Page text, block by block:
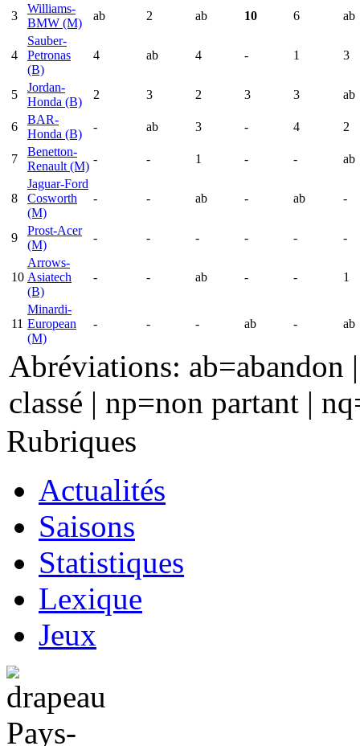
3
Williams-
BMW (M)
ab 2 ab 10 6 ab
4
Sauber-
Petronas
(B)
4 ab 4 - 1 3
5
Jordan-
Honda (B)
2 3 2 3 3 ab
6
BAR-
Honda (B)
- ab 3 - 4 2
7
Benetton-
Renault (M)
- - 1 - - ab
8
Jaguar-Ford
Cosworth
(M)
- - ab - ab -
9
Prost-Acer
(M)
- - - - - -
10
Arrows-
Asiatech
(B)
- - ab - - 1
11
Minardi-
European
(M)
- - - ab - ab
Abréviations:
classé | np=non partant |
Rubriques
Actualités
Saisons
Statistiques
Lexique
Jeux